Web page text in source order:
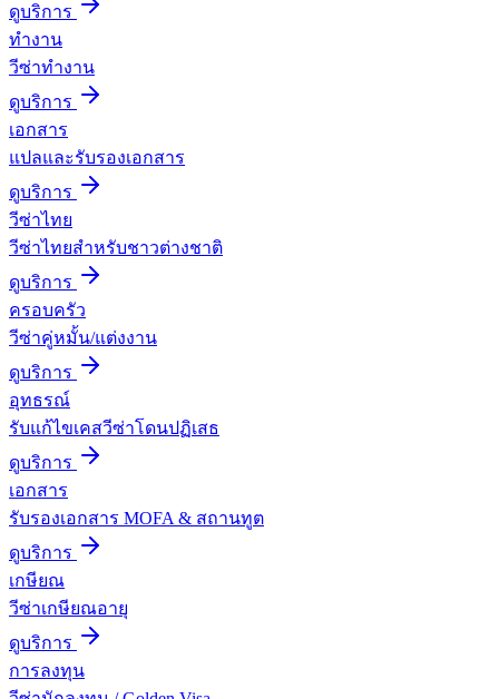
ดูบริการ
ทำงาน
วีซ่าทำงาน
ดูบริการ
เอกสาร
แปลและรับรองเอกสาร
ดูบริการ
วีซ่าไทย
วีซ่าไทยสำหรับชาวต่างชาติ
ดูบริการ
ครอบครัว
วีซ่าคู่หมั้น/แต่งงาน
ดูบริการ
อุทธรณ์
รับแก้ไขเคสวีซ่าโดนปฏิเสธ
ดูบริการ
เอกสาร
รับรองเอกสาร MOFA & สถานทูต
ดูบริการ
เกษียณ
วีซ่าเกษียณอายุ
ดูบริการ
การลงทุน